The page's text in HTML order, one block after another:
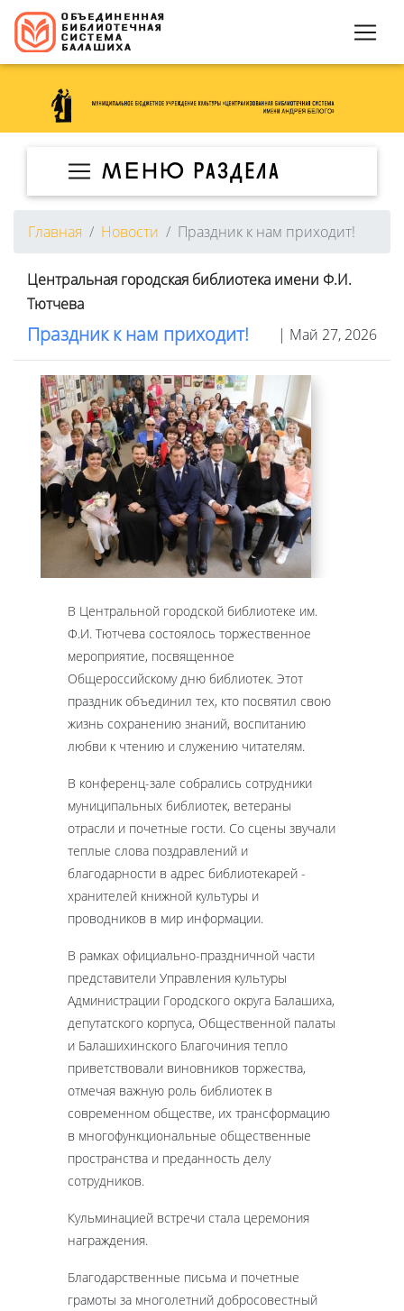
МЕНЮ раздела
Главная Новости Праздник к нам приходит!
Центральная городская библиотека имени Ф.И.
Тютчева
| Май 27, 2026
Праздник к нам приходит!
В Центральной городской библиотеке им.
Ф.И. Тютчева состоялось торжественное
мероприятие, посвященное
Общероссийскому дню библиотек. Этот
праздник объединил тех, кто посвятил свою
жизнь сохранению знаний, воспитанию
любви к чтению и служению читателям.
В конференц-зале собрались сотрудники
муниципальных библиотек, ветераны
отрасли и почетные гости. Со сцены звучали
теплые слова поздравлений и
благодарности в адрес библиотекарей -
хранителей книжной культуры и
проводников в мир информации.
В рамках официально-праздничной части
представители Управления культуры
Администрации Городского округа Балашиха,
депутатского корпуса, Общественной палаты
и Балашихинского Благочиния тепло
приветствовали виновников торжества,
отмечая важную роль библиотек в
современном обществе, их трансформацию
в многофункциональные общественные
пространства и преданность делу
сотрудников.
Кульминацией встречи стала церемония
награждения.
Благодарственные письма и почетные
грамоты за многолетний добросовестный